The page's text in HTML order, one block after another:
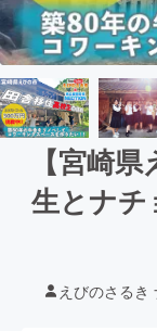
【宮崎
生とナチ
えびのさるき